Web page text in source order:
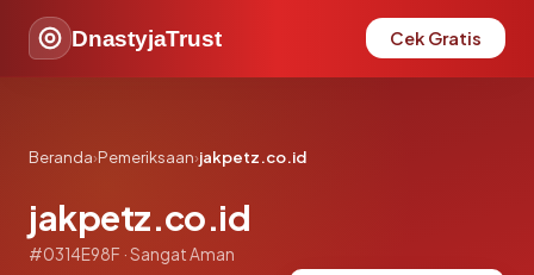
DnastyjaTrust Cek Gratis
Beranda›Pemeriksaan›jakpetz.co.id
jakpetz.co.id
#0314E98F · Sangat Aman